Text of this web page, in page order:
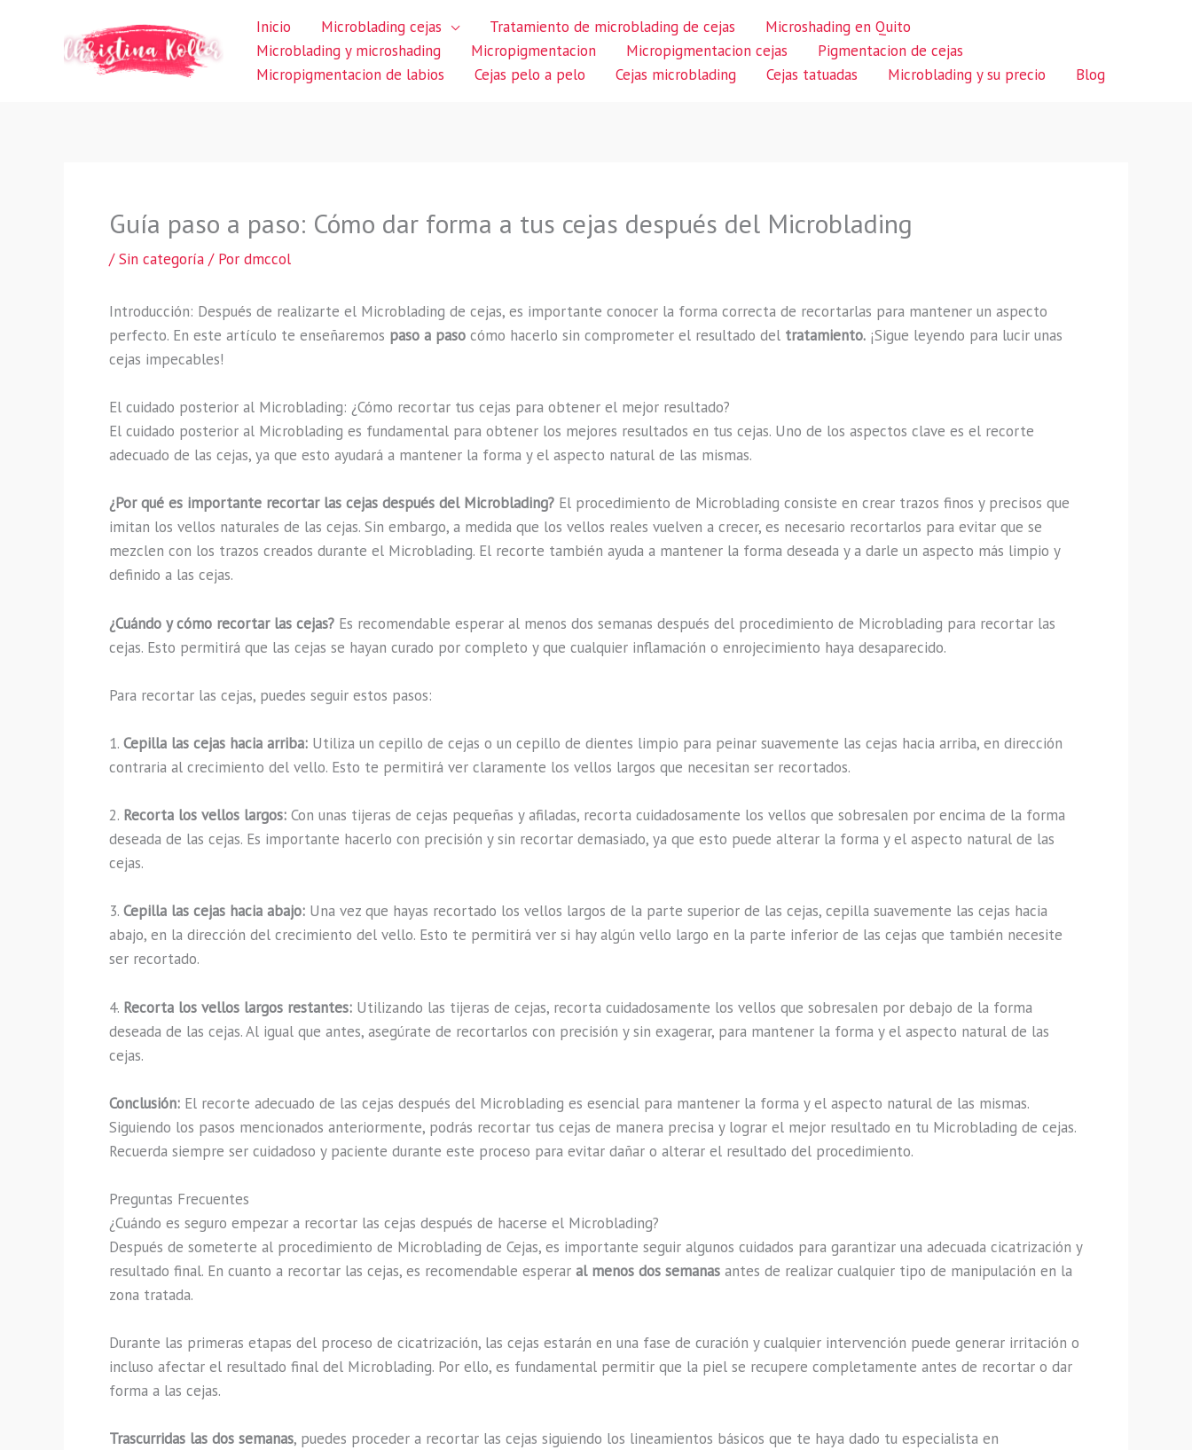
Inicio Microblading cejas Tratamiento de microblading de cejas
Microshading en Quito
Microblading y microshading
Micropigmentacion Micropigmentacion cejas
Pigmentacion de cejas
Micropigmentacion de labios
Cejas pelo a pelo Cejas microblading Cejas tatuadas Microblading y su precio Blog
Guía paso a paso: Cómo dar forma a tus cejas después del Microblading
/Sin categoría / Por dmccol
Introducción: Después de realizarte el Microblading de cejas, es importante conocer la forma correcta de recortarlas para mantener un aspecto
perfecto. En este artículo te enseñaremos paso a paso cómo hacerlo sin comprometer el resultado del tratamiento. ¡Sigue leyendo para lucir unas
cejas impecables!
El cuidado posterior al Microblading: ¿Cómo recortar tus cejas para obtener el mejor resultado?
El cuidado posterior al Microblading es fundamental para obtener los mejores resultados en tus cejas. Uno de los aspectos clave es el recorte
adecuado de las cejas, ya que esto ayudará a mantener la forma y el aspecto natural de las mismas.
¿Por qué es importante recortar las cejas después del Microblading? El procedimiento de Microblading consiste en crear trazos finos y precisos que
imitan los vellos naturales de las cejas. Sin embargo, a medida que los vellos reales vuelven a crecer, es necesario recortarlos para evitar que se
mezclen con los trazos creados durante el Microblading. El recorte también ayuda a mantener la forma deseada y a darle un aspecto más limpio y
definido a las cejas.
¿Cuándo y cómo recortar las cejas? Es recomendable esperar al menos dos semanas después del procedimiento de Microblading para recortar las
cejas. Esto permitirá que las cejas se hayan curado por completo y que cualquier inflamación o enrojecimiento haya desaparecido.
Para recortar las cejas, puedes seguir estos pasos:
1. Cepilla las cejas hacia arriba: Utiliza un cepillo de cejas o un cepillo de dientes limpio para peinar suavemente las cejas hacia arriba, en dirección
contraria al crecimiento del vello. Esto te permitirá ver claramente los vellos largos que necesitan ser recortados.
2. Recorta los vellos largos: Con unas tijeras de cejas pequeñas y afiladas, recorta cuidadosamente los vellos que sobresalen por encima de la forma
deseada de las cejas. Es importante hacerlo con precisión y sin recortar demasiado, ya que esto puede alterar la forma y el aspecto natural de las
cejas.
3. Cepilla las cejas hacia abajo: Una vez que hayas recortado los vellos largos de la parte superior de las cejas, cepilla suavemente las cejas hacia
abajo, en la dirección del crecimiento del vello. Esto te permitirá ver si hay algún vello largo en la parte inferior de las cejas que también necesite
ser recortado.
4. Recorta los vellos largos restantes: Utilizando las tijeras de cejas, recorta cuidadosamente los vellos que sobresalen por debajo de la forma
deseada de las cejas. Al igual que antes, asegúrate de recortarlos con precisión y sin exagerar, para mantener la forma y el aspecto natural de las
cejas.
Conclusión: El recorte adecuado de las cejas después del Microblading es esencial para mantener la forma y el aspecto natural de las mismas.
Siguiendo los pasos mencionados anteriormente, podrás recortar tus cejas de manera precisa y lograr el mejor resultado en tu Microblading de cejas.
Recuerda siempre ser cuidadoso y paciente durante este proceso para evitar dañar o alterar el resultado del procedimiento.
Preguntas Frecuentes
¿Cuándo es seguro empezar a recortar las cejas después de hacerse el Microblading?
Después de someterte al procedimiento de Microblading de Cejas, es importante seguir algunos cuidados para garantizar una adecuada cicatrización y
resultado final. En cuanto a recortar las cejas, es recomendable esperar al menos dos semanas antes de realizar cualquier tipo de manipulación en la
zona tratada.
Durante las primeras etapas del proceso de cicatrización, las cejas estarán en una fase de curación y cualquier intervención puede generar irritación o
incluso afectar el resultado final del Microblading. Por ello, es fundamental permitir que la piel se recupere completamente antes de recortar o dar
forma a las cejas.
Trascurridas las dos semanas, puedes proceder a recortar las cejas siguiendo los lineamientos básicos que te haya dado tu especialista en